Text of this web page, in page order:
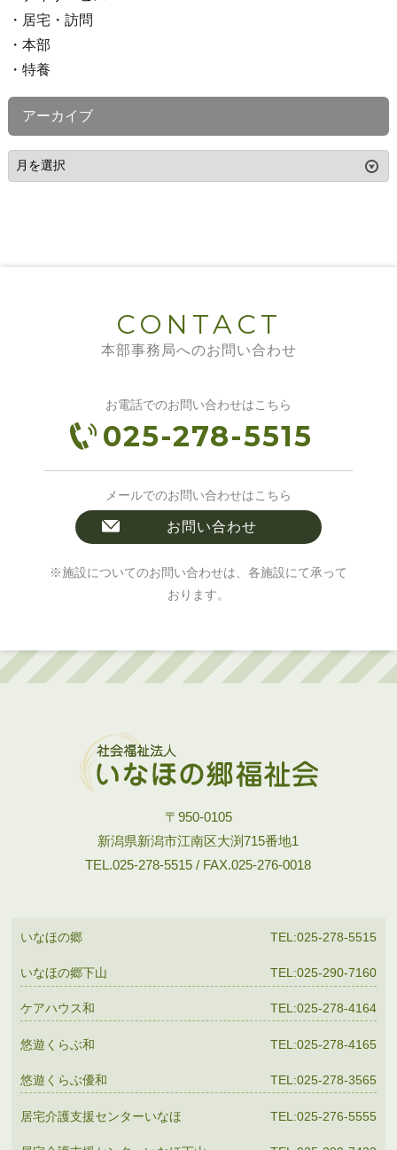
居宅・訪問
本部
特養
アーカイブ
CONTACT
本部事務局へのお問い合わせ
お電話でのお問い合わせはこちら
025-278-5515
メールでのお問い合わせはこちら
お問い合わせ
※施設についてのお問い合わせは、各施設にて承って
おります。
〒950-0105
新潟県新潟市江南区大渕715番地1
TEL.025-278-5515 / FAX.025-276-0018
いなほの郷 TEL:025-278-5515
いなほの郷下山 TEL:025-290-7160
ケアハウス和 TEL:025-278-4164
悠遊くらぶ和 TEL:025-278-4165
悠遊くらぶ優和 TEL:025-278-3565
居宅介護支援センターいなほ TEL:025-276-5555